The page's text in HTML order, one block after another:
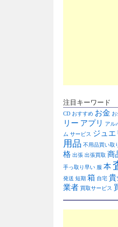
注目キーワード
CD おすすめ お金
リー アプリ アル
ム サービス ジュエ
用品 不用品買い取
格 出張 出張買取 商
手っ取り早い 服 本
発送 短期 箱 自宅 貴
業者 買取サービス